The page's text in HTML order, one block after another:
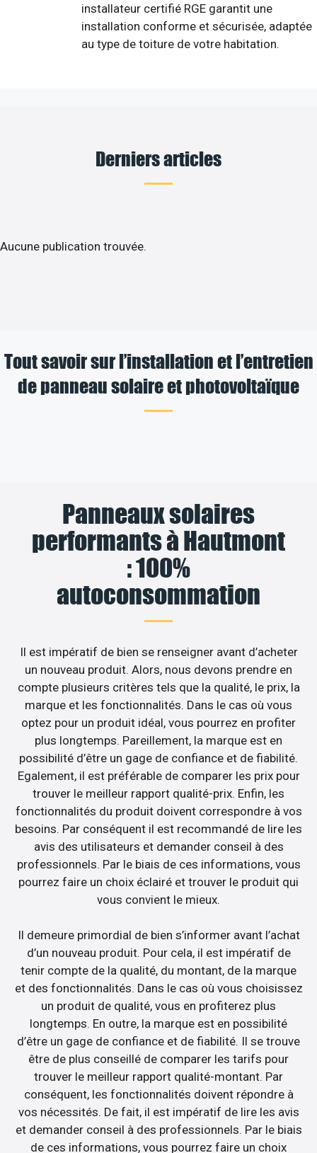
installateur certifié RGE garantit une
installation conforme et sécurisée, adaptée
au type de toiture de votre habitation.
Derniers articles
Aucune publication trouvée.
Tout savoir sur l’installation et l’entretien
de panneau solaire et photovoltaïque
Panneaux solaires
performants à Hautmont
: 100%
autoconsommation
Il est impératif de bien se renseigner avant d’acheter
un nouveau produit. Alors, nous devons prendre en
compte plusieurs critères tels que la qualité, le prix, la
marque et les fonctionnalités. Dans le cas où vous
optez pour un produit idéal, vous pourrez en profiter
plus longtemps. Pareillement, la marque est en
possibilité d’être un gage de confiance et de fiabilité.
Egalement, il est préférable de comparer les prix pour
trouver le meilleur rapport qualité-prix. Enfin, les
fonctionnalités du produit doivent correspondre à vos
besoins. Par conséquent il est recommandé de lire les
avis des utilisateurs et demander conseil à des
professionnels. Par le biais de ces informations, vous
pourrez faire un choix éclairé et trouver le produit qui
vous convient le mieux.
Il demeure primordial de bien s’informer avant l’achat
d’un nouveau produit. Pour cela, il est impératif de
tenir compte de la qualité, du montant, de la marque
et des fonctionnalités. Dans le cas où vous choisissez
un produit de qualité, vous en profiterez plus
longtemps. En outre, la marque est en possibilité
d’être un gage de confiance et de fiabilité. Il se trouve
être de plus conseillé de comparer les tarifs pour
trouver le meilleur rapport qualité-montant. Par
conséquent, les fonctionnalités doivent répondre à
vos nécessités. De fait, il est impératif de lire les avis
et demander conseil à des professionnels. Par le biais
de ces informations, vous pourrez faire un choix